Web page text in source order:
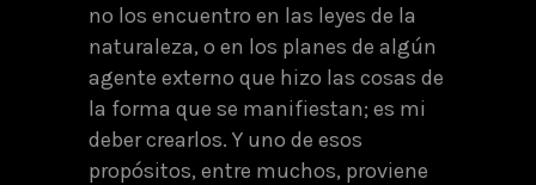
no los encuentro en las leyes de la
naturaleza, o en los planes de algún
agente externo que hizo las cosas de
la forma que se manifiestan; es mi
deber crearlos. Y uno de esos
propósitos, entre muchos, proviene